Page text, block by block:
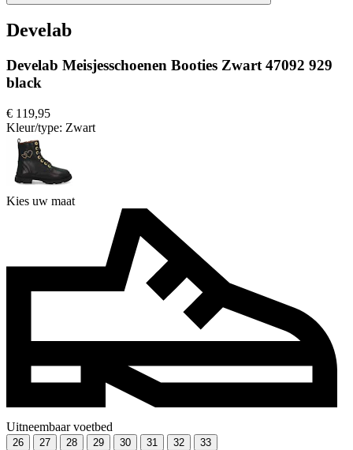
Develab
Develab Meisjesschoenen Booties Zwart 47092 929
black
€ 119,95
Kleur/type: Zwart
Kies uw maat
Uitneembaar voetbed
26 27 28 29 30 31 32 33